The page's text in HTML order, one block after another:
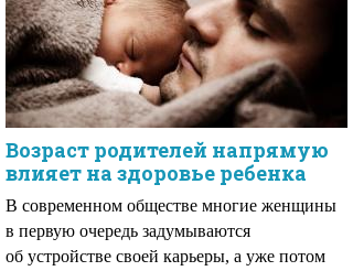
Возраст родителей напрямую
влияет на здоровье ребенка
В современном обществе многие женщины
в первую очередь задумываются
об устройстве своей карьеры, а уже потом